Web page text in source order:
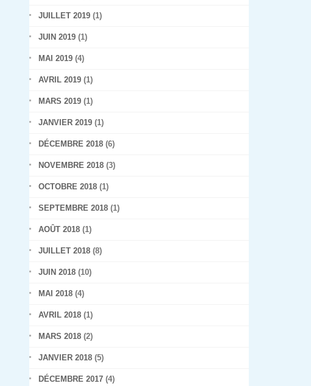
JUILLET 2019 (1)
JUIN 2019 (1)
MAI 2019 (4)
AVRIL 2019 (1)
MARS 2019 (1)
JANVIER 2019 (1)
DÉCEMBRE 2018 (6)
NOVEMBRE 2018 (3)
OCTOBRE 2018 (1)
SEPTEMBRE 2018 (1)
AOÛT 2018 (1)
JUILLET 2018 (8)
JUIN 2018 (10)
MAI 2018 (4)
AVRIL 2018 (1)
MARS 2018 (2)
JANVIER 2018 (5)
DÉCEMBRE 2017 (4)